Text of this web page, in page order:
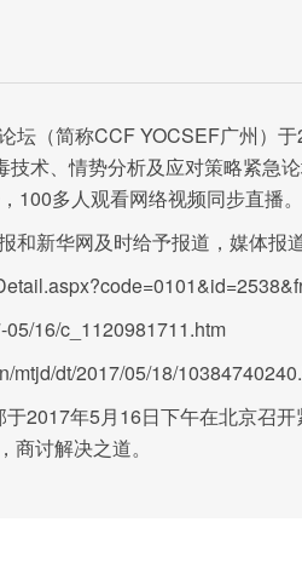
坛（简称CCF YOCSEF广州）于
技术、情势分析及应对策略紧急
100多人观看网络视频同步直播。
新华网及时给予报道，媒体报
16/c_1120981711.htm
mtjd/dt/2017/05/18/
2017年5月16日下午在北京召
商讨解决之道。